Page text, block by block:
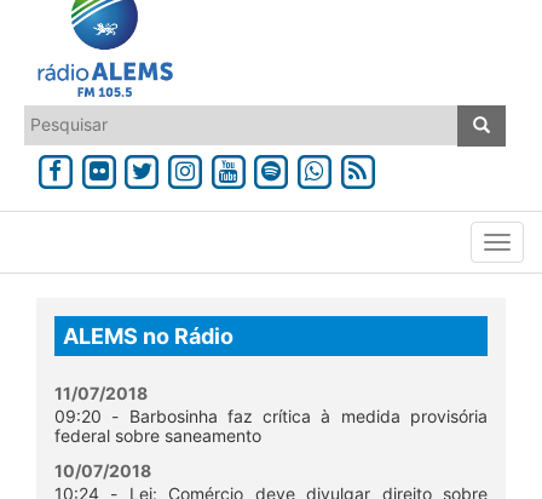
ALEMS no Rádio
11/07/2018
09:20 - Barbosinha faz crítica à medida provisória
federal sobre saneamento
10/07/2018
10:24 - Lei: Comércio deve divulgar direito sobre